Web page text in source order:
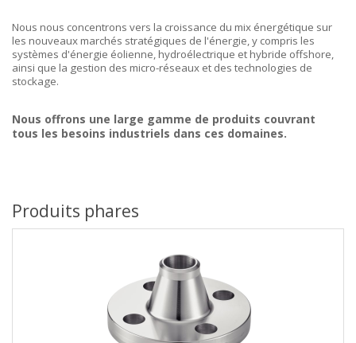
Nous nous concentrons vers la croissance du mix énergétique sur
les nouveaux marchés stratégiques de l'énergie, y compris les
systèmes d'énergie éolienne, hydroélectrique et hybride offshore,
ainsi que la gestion des micro-réseaux et des technologies de
stockage.
Nous offrons une large gamme de produits couvrant
tous les besoins industriels dans ces domaines.
Produits phares